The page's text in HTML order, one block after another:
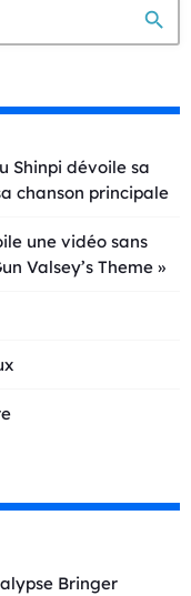
search
Shinpi dévoile sa
chanson principale
une vidéo sans
Valsey’s Theme »
Bringer